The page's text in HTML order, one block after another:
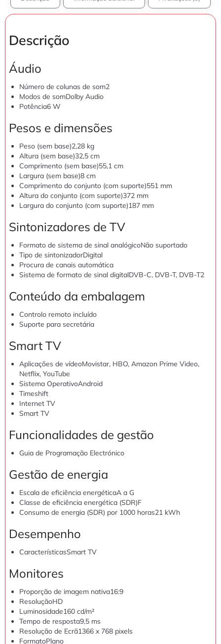
Descrição
Áudio
Número de colunas de som2
Modos de somDolby Audio
Potência6 W
Pesos e dimensões
Peso (sem base)2,28 kg
Altura (sem base)32,5 cm
Comprimento (sem base)55,1 cm
Largura (sem base)8 cm
Comprimento do conjunto (com suporte)551 mm
Altura do conjunto (com suporte)372 mm
Largura do conjunto (com suporte)187 mm
Sintonizadores de TV
Formato de sistema de sinal analógicoNão suportado
Tipo de sintonizadorDigital
Procura de canais automática
Sistema de formato de sinal digitalDVB-C, DVB-T, DVB-T2
Conteúdo da embalagem
Controlo remoto incluído
Suporte para secretária
Smart TV
Aplicações de vídeoMovistar, HBO, Amazon Prime Video,
Netflix, YouTube
Sistema OperativoAndroid
Timeshift
Internet TV
Smart TV
Funcionalidades de gestão
Guia de Programação Electrónico
Gestão de energia
Escala de eficiência energéticaA a G
Classe de eficiência energética (SDR)F
Consumo de energia (SDR) por 1000 horas21 kWh
Desempenho
CaracterísticasSmart TV
Monitores
Proporção de imagem nativa16:9
ResoluçãoHD
Luminosidade160 cd/m²
Tempo de resposta9,5 ms
Resolução de Ecrã1366 x 768 pixels
FormatoPlano